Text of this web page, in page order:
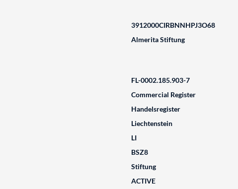
3912000CIRBNNHPJ3O68
Almerita Stiftung
FL-0002.185.903-7
Commercial Register
Handelsregister
Liechtenstein
LI
BSZ8
Stiftung
ACTIVE